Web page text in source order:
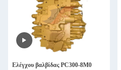
Ελέγχου βαλβίδας PC300-8M0